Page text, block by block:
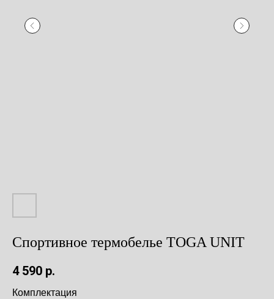
Спортивное термобелье TOGA UNIT
4 590 р.
Комплектация